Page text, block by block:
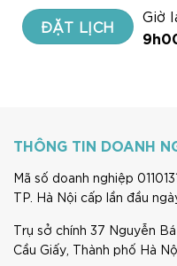
Giờ
THÔNG TIN DOANH
Mã số doanh nghiệp
TP. Hà Nội cấp lần đầu
Trụ sở chính 37 Nguyễn
Cầu Giấy, Thành phố Hà